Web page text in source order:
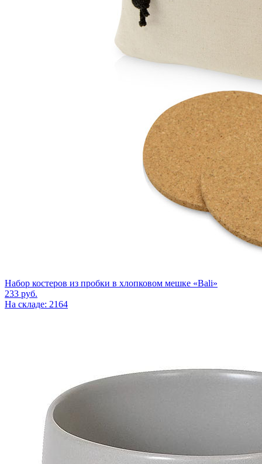
Набор костеров из пробки в хлопковом мешке «Bali»
233 руб.
На складе: 2164